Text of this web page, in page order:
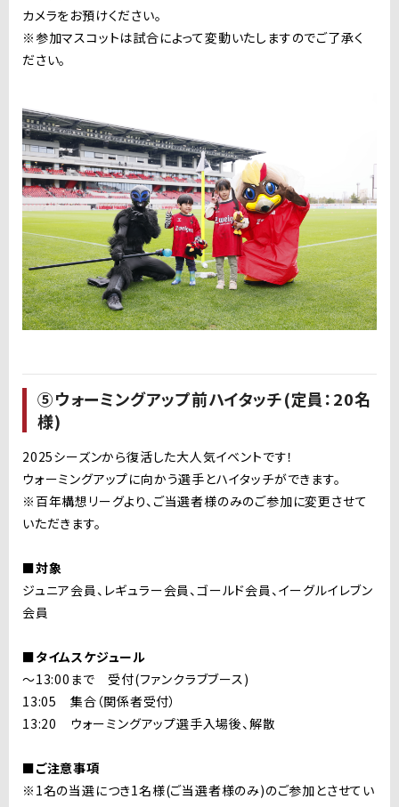
カメラをお預けください。
※参加マスコットは試合によって変動いたしますのでご了承く
ださい。
⑤ウォーミングアップ前ハイタッチ(定員：20名
様)
2025シーズンから復活した大人気イベントです！
ウォーミングアップに向かう選手とハイタッチができます。
※百年構想リーグより、ご当選者様のみのご参加に変更させて
いただきます。
■対象
ジュニア会員、レギュラー会員、ゴールド会員、イーグルイレブン
会員
■タイムスケジュール
〜13:00まで 受付(ファンクラブブース)
13:05 集合（関係者受付）
13:20 ウォーミングアップ選手入場後、解散
■ご注意事項
※1名の当選につき1名様(ご当選者様のみ)のご参加とさせてい